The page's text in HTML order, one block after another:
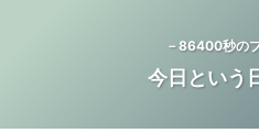
－86400秒の
今日という